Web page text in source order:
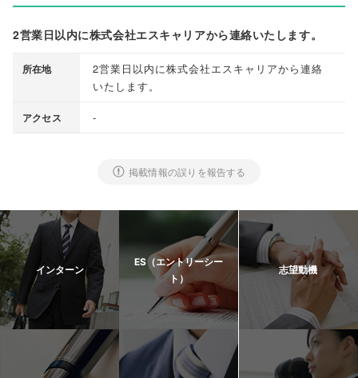
2営業日以内に株式会社エスキャリアから連絡いたします。
所在地
2営業日以内に株式会社エスキャリアから連絡
いたします 。
アクセス -
掲載情報の誤りを報告する
インターン
ES（エントリーシー
ト）
志望動機